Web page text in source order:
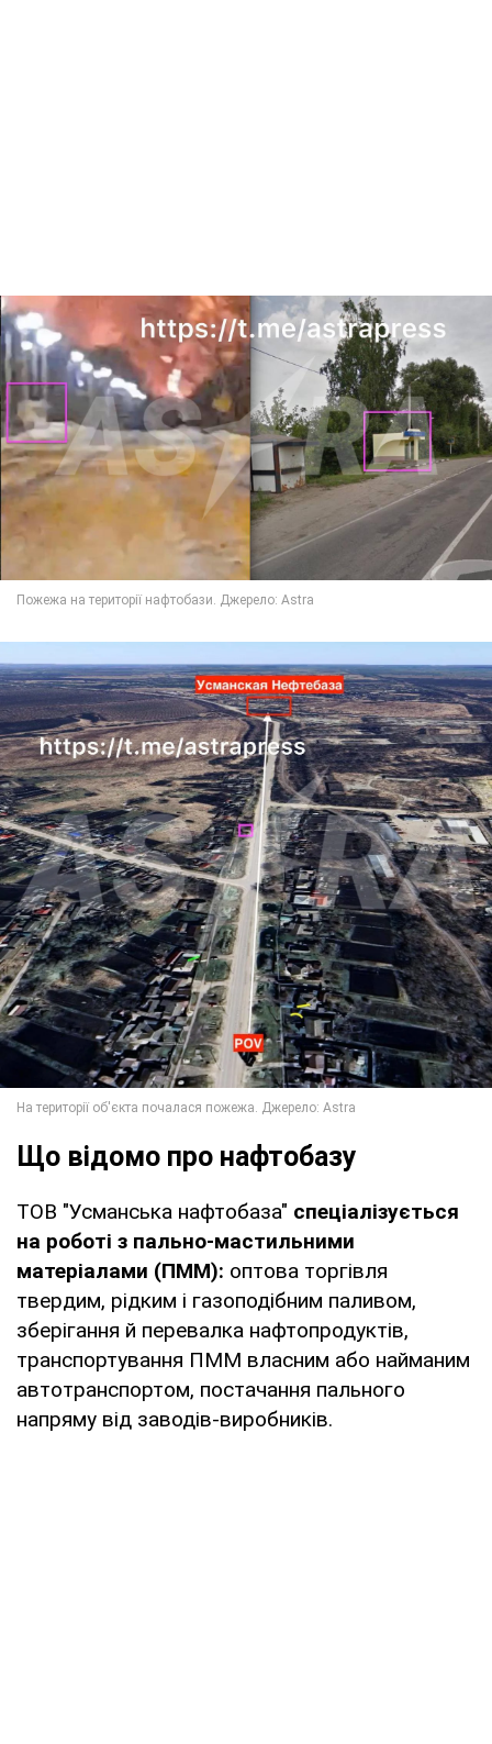
Що відомо про нафтобазу
ТОВ "Усманська нафтобаза" спеціалізується
на роботі з пально-мастильними
матеріалами (ПММ): оптова торгівля
твердим, рідким і газоподібним паливом,
зберігання й перевалка нафтопродуктів,
транспортування ПММ власним або найманим
автотранспортом, постачання пального
напряму від заводів-виробників.